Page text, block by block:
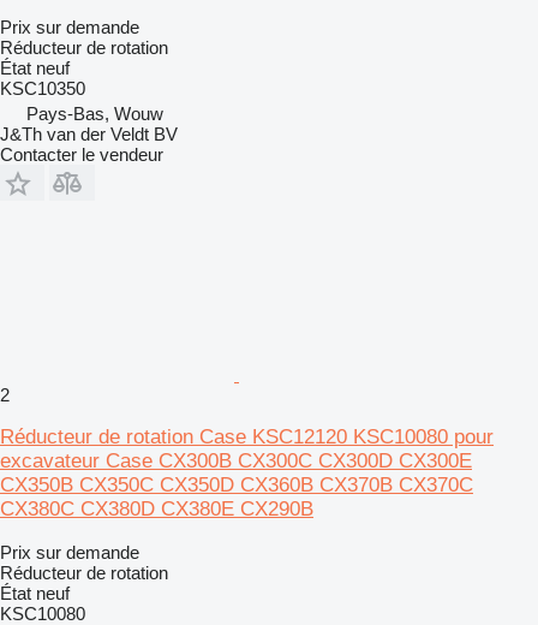
Prix sur demande
Réducteur de rotation
État neuf
KSC10350
Pays-Bas, Wouw
J&Th van der Veldt BV
Contacter le vendeur
2
Réducteur de rotation Case KSC12120 KSC10080 pour
excavateur Case CX300B CX300C CX300D CX300E
CX350B CX350C CX350D CX360B CX370B CX370C
CX380C CX380D CX380E CX290B
Prix sur demande
Réducteur de rotation
État neuf
KSC10080